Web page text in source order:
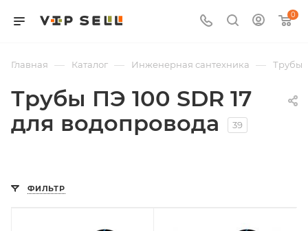
0
Главная — Каталог — Инженерная сантехника — Трубы
Трубы ПЭ 100 SDR 17
для водопровода
39
ФИЛЬТР